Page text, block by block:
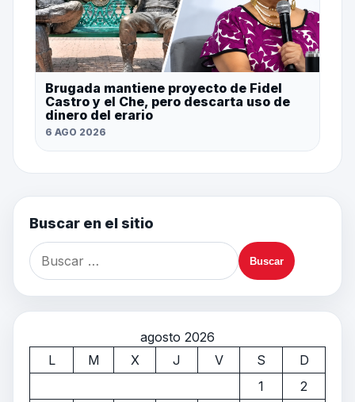
Brugada mantiene proyecto de Fidel
Castro y el Che, pero descarta uso de
dinero del erario
6 AGO 2026
Buscar en el sitio
agosto 2026
L
M X J V S
D
1
2